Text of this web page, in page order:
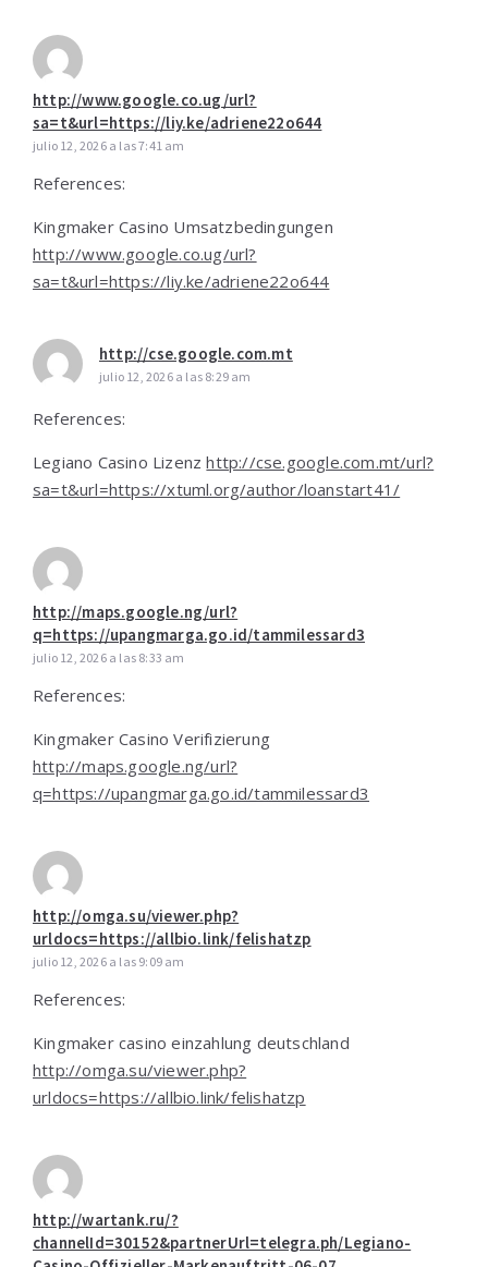
http://www.google.co.ug/url?
sa=t&url=https://liy.ke/adriene22o644
julio 12, 2026 a las 7:41 am
References:
Kingmaker Casino Umsatzbedingungen
http://www.google.co.ug/url?
sa=t&url=https://liy.ke/adriene22o644
http://cse.google.com.mt
julio 12, 2026 a las 8:29 am
References:
Legiano Casino Lizenzhttp://cse.google.com.mt/url?
sa=t&url=https://xtuml.org/author/loanstart41/
http://maps.google.ng/url?
q=https://upangmarga.go.id/tammilessard3
julio 12, 2026 a las 8:33 am
References:
Kingmaker Casino Verifizierung
http://maps.google.ng/url?
q=https://upangmarga.go.id/tammilessard3
http://omga.su/viewer.php?
urldocs=https://allbio.link/felishatzp
julio 12, 2026 a las 9:09 am
References:
Kingmaker casino einzahlung deutschland
http://omga.su/viewer.php?
urldocs=https://allbio.link/felishatzp
http://wartank.ru/?
channelId=30152&partnerUrl=telegra.ph/Legiano-